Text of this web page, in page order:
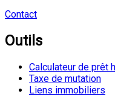
Contact
Outils
Calculateur de prêt
Taxe de mutation
Liens immobiliers